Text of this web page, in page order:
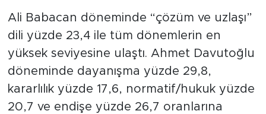
Ali Babacan döneminde “çözüm ve uzlaşı”
dili yüzde 23,4 ile tüm dönemlerin en
yüksek seviyesine ulaştı. Ahmet Davutoğlu
döneminde dayanışma yüzde 29,8,
kararlılık yüzde 17,6, normatif/hukuk yüzde
20,7 ve endişe yüzde 26,7 oranlarına